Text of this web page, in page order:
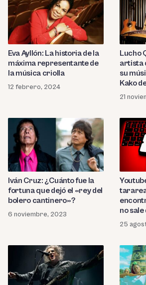
Eva Ayllón: La historia de la
máxima representante de
la música criolla
12 febrero, 2024
Lucho
artista
su
Kako
21
Iván Cruz: ¿Cuánto fue la
fortuna que dejó el «rey del
bolero cantinero»?
6 noviembre, 2023
no
25